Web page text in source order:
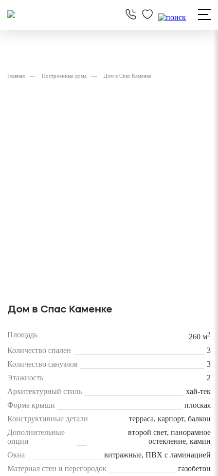
Главная Построенные дома Дом в Спас Каменке
Дом в Спас Каменке
Площадь 260 м2
Количество спален
3
Количество санузлов
3
Этажность
2
Архитектурный стиль
хай-тек
Форма крыши
плоская
Конструктивные детали
терраса, карпорт, балкон
Дополнительные
опции
второй свет, панорамное
остекление, камин
Окна
витражные, ПВХ с ламинацией
Материал стен и перегородок
газобетон